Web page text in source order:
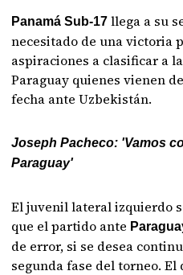
Panamá Sub-17 llega a su
necesitado de una victoria
aspiraciones a clasificar a
Paraguay quienes vienen
fecha ante Uzbekistán.
Joseph Pacheco: 'Vamos
Paraguay'
El juvenil lateral izquierdo
que el partido ante
de error, si se desea
segunda fase del torneo.